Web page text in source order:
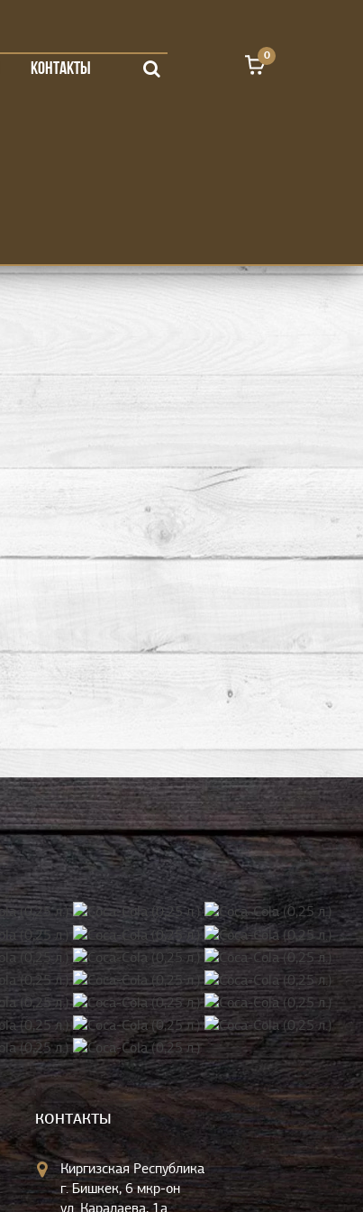
КОНТАКТЫ
0
КОНТАКТЫ
Киргизская Республика
г. Бишкек, 6 мкр-он
ул. Каралаева, 1а